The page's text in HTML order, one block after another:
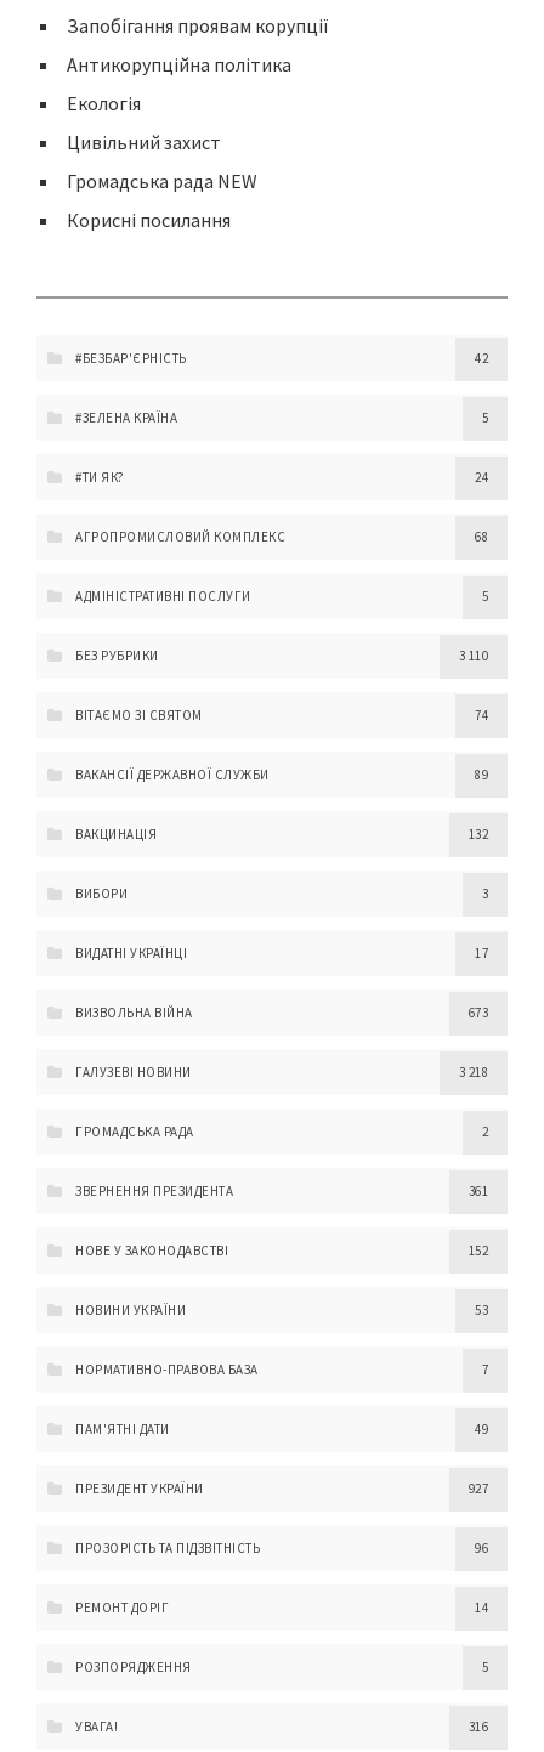
Запобігання проявам корупції
Антикорупційна політика
Екологія
Цивільний захист
Громадська рада NEW
Корисні посилання
#БЕЗБАР'ЄРНІСТЬ 42
#ЗЕЛЕНА КРАЇНА 5
#ТИ ЯК? 24
АГРОПРОМИСЛОВИЙ КОМПЛЕКС 68
АДМІНІСТРАТИВНІ ПОСЛУГИ 5
БЕЗ РУБРИКИ 3 110
ВІТАЄМО ЗІ СВЯТОМ 74
ВАКАНСІЇ ДЕРЖАВНОЇ СЛУЖБИ 89
ВАКЦИНАЦІЯ 132
ВИБОРИ 3
ВИДАТНІ УКРАЇНЦІ 17
ВИЗВОЛЬНА ВІЙНА 673
ГАЛУЗЕВІ НОВИНИ 3 218
ГРОМАДСЬКА РАДА 2
ЗВЕРНЕННЯ ПРЕЗИДЕНТА 361
НОВЕ У ЗАКОНОДАВСТВІ 152
НОВИНИ УКРАЇНИ 53
НОРМАТИВНО-ПРАВОВА БАЗА 7
ПАМ'ЯТНІ ДАТИ 49
ПРЕЗИДЕНТ УКРАЇНИ 927
ПРОЗОРІСТЬ ТА ПІДЗВІТНІСТЬ 96
РЕМОНТ ДОРІГ 14
РОЗПОРЯДЖЕННЯ 5
УВАГА! 316